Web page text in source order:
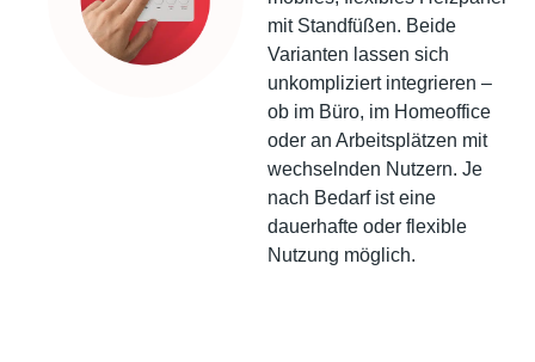
mit Standfüßen. Beide
Varianten lassen sich
unkompliziert integrieren –
ob im Büro, im Homeoffice
oder an Arbeitsplätzen mit
wechselnden Nutzern. Je
nach Bedarf ist eine
dauerhafte oder flexible
Nutzung möglich.